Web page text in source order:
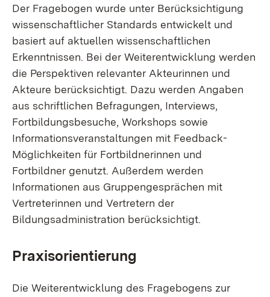
Der Fragebogen wurde unter Berücksichtigung
wissenschaftlicher Standards entwickelt und
basiert auf aktuellen wissenschaftlichen
Erkenntnissen. Bei der Weiterentwicklung werden
die Perspektiven relevanter Akteurinnen und
Akteure berücksichtigt. Dazu werden Angaben
aus schriftlichen Befragungen, Interviews,
Fortbildungsbesuche, Workshops sowie
Informationsveranstaltungen mit Feedback-
Möglichkeiten für Fortbildnerinnen und
Fortbildner genutzt. Außerdem werden
Informationen aus Gruppengesprächen mit
Vertreterinnen und Vertretern der
Bildungsadministration berücksichtigt.
Praxisorientierung
Die Weiterentwicklung des Fragebogens zur